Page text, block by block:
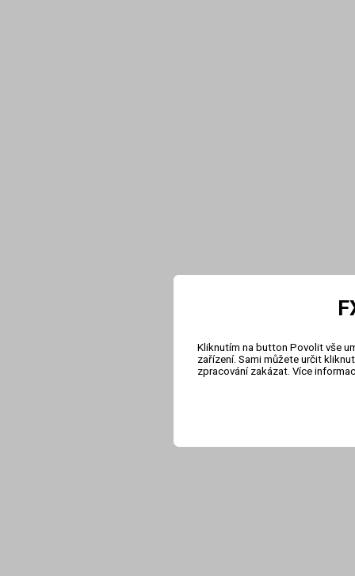
Kliknutím na button Povolit vše
zařízení. Sami můžete určit
zpracování zakázat. Více